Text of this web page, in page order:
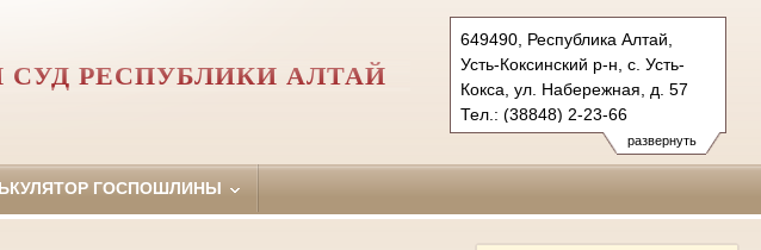
развернуть
649490, Республика Алтай,
Усть-Коксинский р-н, с. Усть-
Кокса, ул. Набережная, д. 57
Тел.: (38848) 2-23-66
ust-koksinsky.ralt@sudrf.ru
РЕСПУБЛИКИ АЛТАЙ
ГОСПОШЛИНЫ